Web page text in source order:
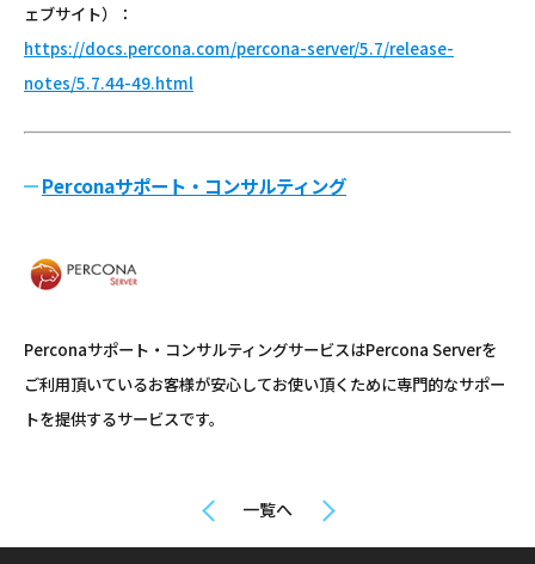
ェブサイト）：
https://docs.percona.com/percona-server/5.7/release-
notes/5.7.44-49.html
Perconaサポート・コンサルティング
Perconaサポート・コンサルティングサービスはPercona Serverを
ご利用頂いているお客様が安心してお使い頂くために専門的なサポー
トを提供するサービスです。
一覧へ